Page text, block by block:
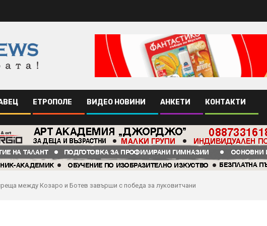
ЕТРОПОЛЕ ВИДЕО НОВИНИ АНКЕТИ КОНТАКТИ
между Козаро и Ботев завърши с победа за луковитчани